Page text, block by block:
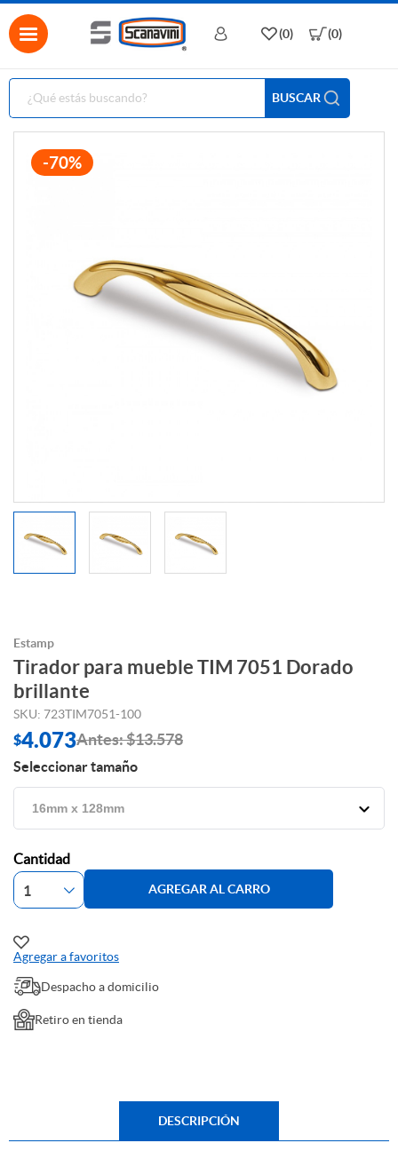
BUSCAR
(0) (0)
-70%
Estamp
Tirador para mueble TIM 7051 Dorado
brillante
SKU: 723TIM7051-100
$4.073Antes: $13.578
Seleccionar tamaño
Cantidad
AGREGAR AL CARRO
Agregar a favoritos
Despacho a domicilio
Retiro en tienda
DESCRIPCIÓN